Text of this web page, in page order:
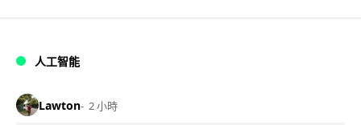
人工智能
Lawton 2 小時